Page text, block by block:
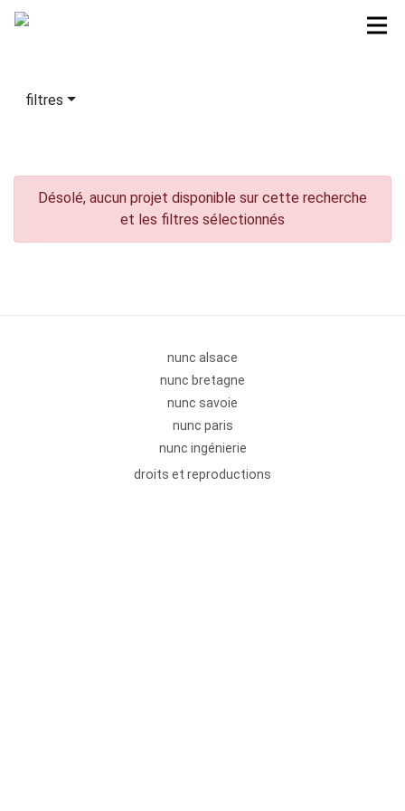
filtres
Désolé, aucun projet disponible sur cette recherche
et les filtres sélectionnés
nunc alsace
nunc bretagne
nunc savoie
nunc paris
nunc ingénierie
droits et reproductions